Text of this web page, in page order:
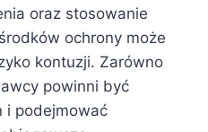
oraz stosowanie
ochrony może
kontuzji. Zarówno
powinni być
i podejmować